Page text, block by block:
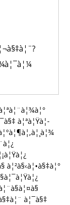
à¦ªà¦Ÿà¦­
à¦²à§‹à¦•à§‡à¦°
à¦¯à§‡